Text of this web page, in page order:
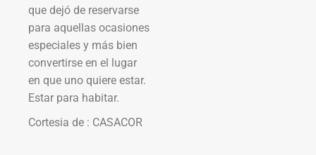
que dejó de reservarse
para aquellas ocasiones
especiales y más bien
convertirse en el lugar
en que uno quiere estar.
Estar para habitar.
Cortesia de : CASACOR